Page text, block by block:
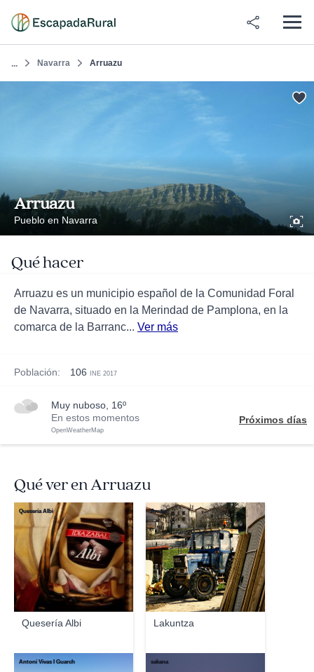
... Navarra Arruazu
Arruazu
Pueblo en Navarra
Qué hacer
Arruazu es un municipio español de la Comunidad Foral
de Navarra, situado en la Merindad de Pamplona, en la
comarca de la Barranc... Ver más
Población: 106 INE 2017
muy nuboso, 16º
En estos momentos
OpenWeatherMap
Próximos días
Qué ver en Arruazu
Quesería Albi
Quesería Albi
Lakuntza
Amaia
Antoni Vivas I Guarch sakana